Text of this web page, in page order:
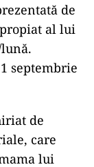
de
al lui
septembrie
de
care
lui